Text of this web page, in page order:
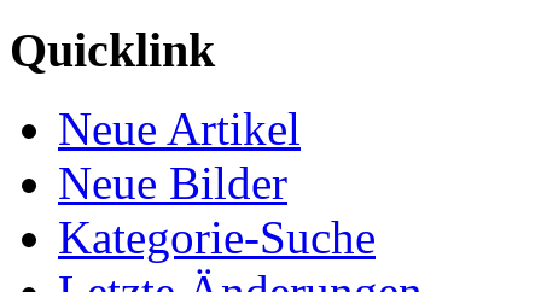
Quicklink
Neue Artikel
Neue Bilder
Kategorie-Suche